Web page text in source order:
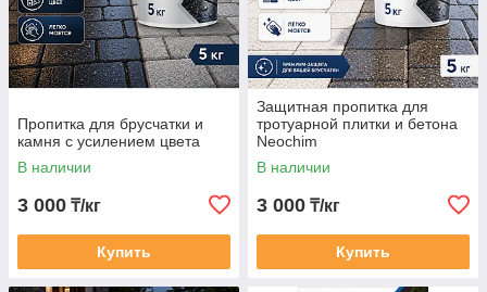
Пропитка для брусчатки и
камня с усилением цвета
В наличии
3 000 ₸/кг
Купить
Защитная пропитка для
тротуарной плитки и бетона
Neochim
В наличии
3 000 ₸/кг
Купить